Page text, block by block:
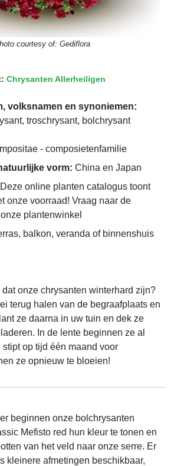
courtesy of: Gediflora
Chrysanten Allerheiligen
volksnamen en synoniemen:
troschrysant, bolchrysant
- composietenfamilie
vorm: China en Japan
Deze online planten catalogus toont
onze voorraad! Vraag naar de
plantenwinkel
balkon, veranda of binnenshuis
dat onze chrysanten winterhard zijn?
terug halen van de begraafplaats en
ze daarna in uw tuin en dek ze
In de lente beginnen ze al
op tijd één maand voor
ze opnieuw te bloeien!
beginnen onze bolchrysanten
Mefisto red hun kleur te tonen en
van het veld naar onze serre. Er
kleinere afmetingen beschikbaar,